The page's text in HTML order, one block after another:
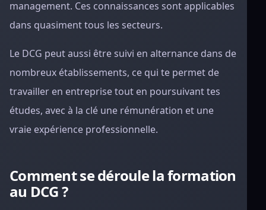
management. Ces connaissances sont applicables
dans quasiment tous les secteurs.
Le DCG peut aussi être suivi en alternance dans de
nombreux établissements, ce qui te permet de
travailler en entreprise tout en poursuivant tes
études, avec à la clé une rémunération et une
vraie expérience professionnelle.
Comment se déroule la formation
au DCG ?